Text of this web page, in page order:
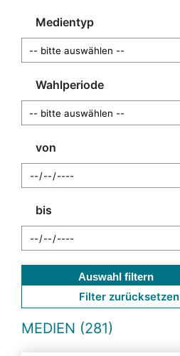
Medientyp
Wahlperiode
von
bis
Auswahl filtern
Filter zurücksetzen
MEDIEN (281)